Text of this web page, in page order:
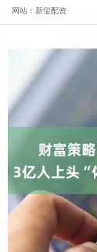
网站：新玺配资